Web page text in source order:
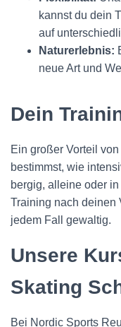
kannst du dein
auf
Naturerlebnis:
neue Art und
Dein
Ein großer Vorteil
bestimmst, wie
bergig, alleine oder
Training nach deinen
jedem Fall gewaltig.
Unsere
Skating
Bei Nordic Sports